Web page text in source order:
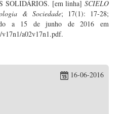
SOLIDÁRIOS. [em linha] SCIELO
& Sociedade; 17(1): 17-28;
a 15 de junho de 2016 em
a02v17n1.pdf.
16-06-2016